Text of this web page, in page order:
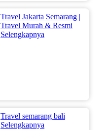
Travel Jakarta Semarang |
Travel Murah & Resmi
Selengkapnya
Travel semarang bali
Selengkapnya